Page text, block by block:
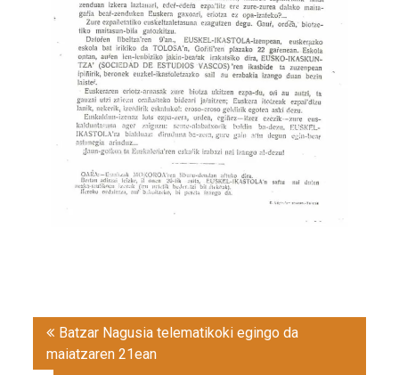
navigation
Batzar Nagusia telematikoki egingo da
maiatzaren 21ean